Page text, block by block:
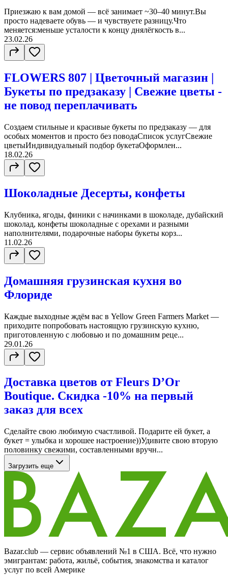
Приезжаю к вам домой — всё занимает ~30–40 минут.Вы
просто надеваете обувь — и чувствуете разницу.Что
меняется:меньше усталости к концу днялёгкость в...
23.02.26
FLOWERS 807 | Цветочный магазин |
Букеты по предзаказу | Свежие цветы -
не повод переплачивать
Создаем стильные и красивые букеты по предзаказу — для
особых моментов и просто без поводаСписок услугСвежие
цветыИндивидуальный подбор букетаОформлен...
18.02.26
Шоколадные Десерты, конфеты
Клубника, ягоды, финики с начинками в шоколаде, дубайский
шоколад, конфеты шоколадные с орехами и разными
наполнителями, подарочные наборы букеты корз...
11.02.26
Домашняя грузинская кухня во
Флориде
Каждые выходные ждём вас в Yellow Green Farmers Market —
приходите попробовать настоящую грузинскую кухню,
приготовленную с любовью и по домашним реце...
29.01.26
Доставка цветов от Fleurs D’Or
Boutique. Скидка -10% на первый
заказ для всех
Сделайте свою любимую счастливой. Подарите ей букет, а
букет = улыбка и хорошее настроение))Удивите свою вторую
половинку свежими, составленными вручн...
Загрузить еще
Bazar.club — сервис объявлений №1 в США. Всё, что нужно
эмигрантам: работа, жильё, события, знакомства и каталог
услуг по всей Америке